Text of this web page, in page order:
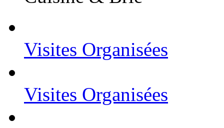
Visites Organisées
Visites Organisées